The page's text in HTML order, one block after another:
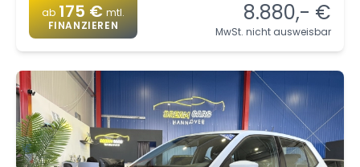
ab 175 € mtl.
FINANZIEREN
8.880,- €
MwSt. nicht ausweisbar